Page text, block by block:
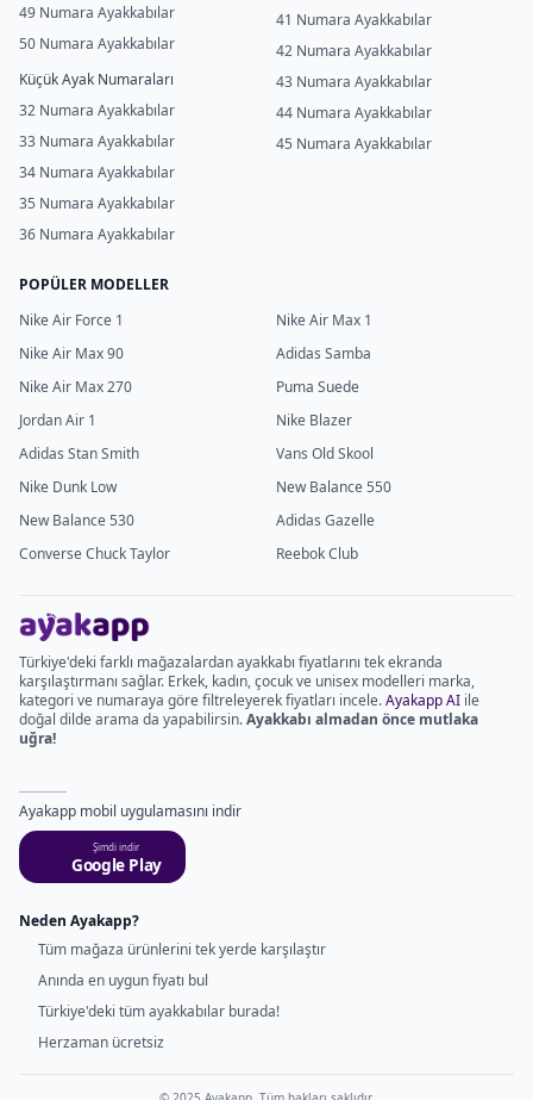
49 Numara Ayakkabılar
50 Numara Ayakkabılar
Küçük Ayak Numaraları
32 Numara Ayakkabılar
33 Numara Ayakkabılar
34 Numara Ayakkabılar
35 Numara Ayakkabılar
36 Numara Ayakkabılar
41 Numara Ayakkabılar
42 Numara Ayakkabılar
43 Numara Ayakkabılar
44 Numara Ayakkabılar
45 Numara Ayakkabılar
POPÜLER MODELLER
Nike Air Force 1
Nike Air Max 90
Nike Air Max 270
Jordan Air 1
Adidas Stan Smith
Nike Dunk Low
New Balance 530
Converse Chuck Taylor
Nike Air Max 1
Adidas Samba
Puma Suede
Nike Blazer
Vans Old Skool
New Balance 550
Adidas Gazelle
Reebok Club
Türkiye'deki farklı mağazalardan ayakkabı fiyatlarını tek ekranda
karşılaştırmanı sağlar. Erkek, kadın, çocuk ve unisex modelleri marka,
kategori ve numaraya göre filtreleyerek fiyatları incele.Ayakapp AI ile
doğal dilde arama da yapabilirsin.Ayakkabı almadan önce mutlaka
uğra!
Ayakapp mobil uygulamasını indir
Şimdi indir
Google Play
Neden Ayakapp?
Tüm mağaza ürünlerini tek yerde karşılaştır
Anında en uygun fiyatı bul
Türkiye'deki tüm ayakkabılar burada!
Herzaman ücretsiz